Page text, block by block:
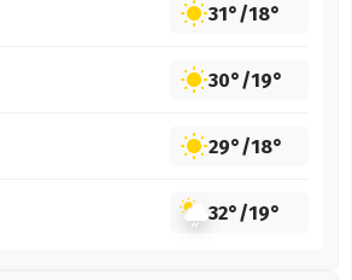
31°/18°
30°/19°
29°/18°
32°/19°